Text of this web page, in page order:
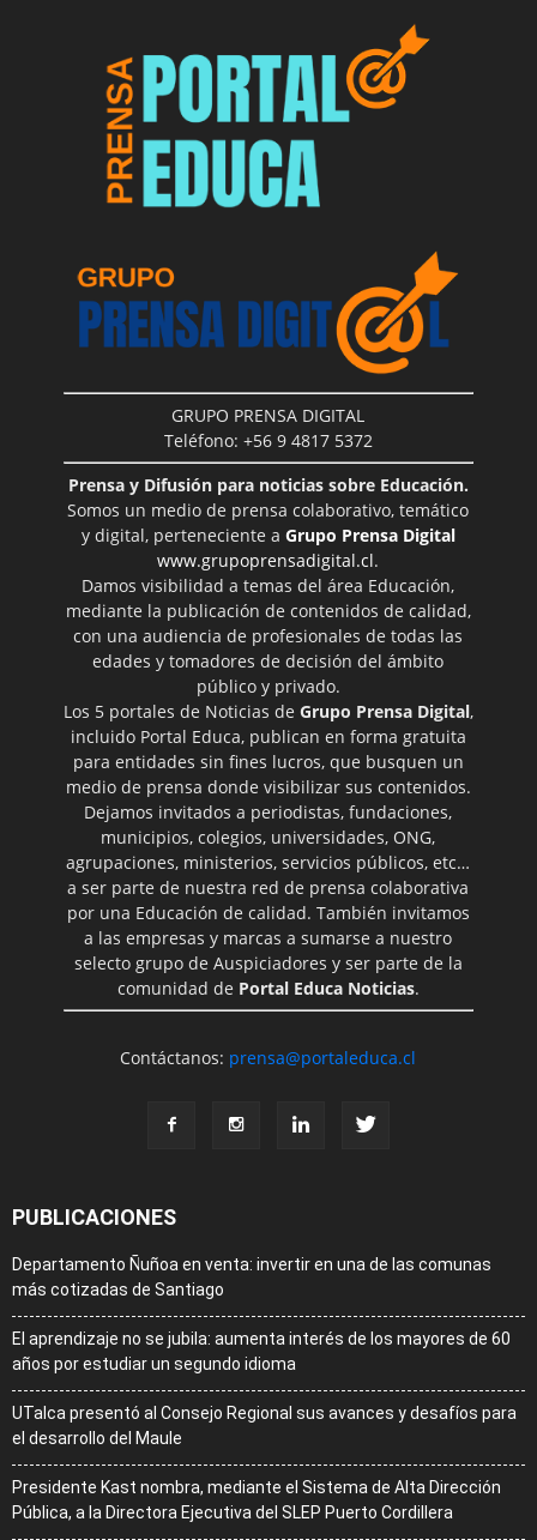
GRUPO PRENSA DIGITAL
Teléfono: +56 9 4817 5372
Prensa y Difusión para noticias sobre Educación.
Somos un medio de prensa colaborativo, temático
y digital, perteneciente a Grupo Prensa Digital
www.grupoprensadigital.cl.
Damos visibilidad a temas del área Educación,
mediante la publicación de contenidos de calidad,
con una audiencia de profesionales de todas las
edades y tomadores de decisión del ámbito
público y privado.
Los 5 portales de Noticias de Grupo Prensa Digital,
incluido Portal Educa, publican en forma gratuita
para entidades sin fines lucros, que busquen un
medio de prensa donde visibilizar sus contenidos.
Dejamos invitados a periodistas, fundaciones,
municipios, colegios, universidades, ONG,
agrupaciones, ministerios, servicios públicos, etc…
a ser parte de nuestra red de prensa colaborativa
por una Educación de calidad. También invitamos
a las empresas y marcas a sumarse a nuestro
selecto grupo de Auspiciadores y ser parte de la
comunidad de Portal Educa Noticias.
Contáctanos: prensa@portaleduca.cl
PUBLICACIONES
Departamento Ñuñoa en venta: invertir en una de las comunas
más cotizadas de Santiago
El aprendizaje no se jubila: aumenta interés de los mayores de 60
años por estudiar un segundo idioma
UTalca presentó al Consejo Regional sus avances y desafíos para
el desarrollo del Maule
Presidente Kast nombra, mediante el Sistema de Alta Dirección
Pública, a la Directora Ejecutiva del SLEP Puerto Cordillera